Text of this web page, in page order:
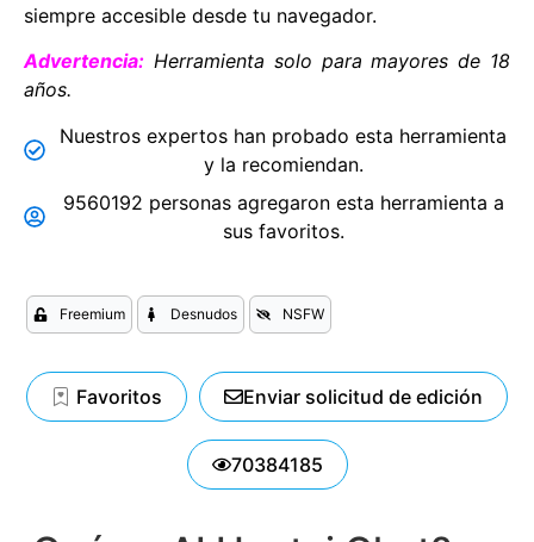
siempre accesible desde tu navegador.
Advertencia: Herramienta solo para mayores de 18
años.
Nuestros expertos han probado esta herramienta
y la recomiendan.
9560192 personas agregaron esta herramienta a
sus favoritos.
Freemium Desnudos NSFW
Favoritos Enviar solicitud de edición
70384185